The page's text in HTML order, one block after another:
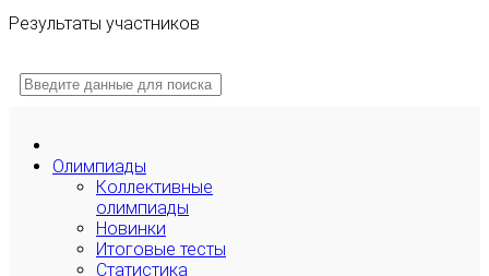
Результаты участников
Олимпиады
Коллективные
олимпиады
Новинки
Итоговые тесты
Статистика